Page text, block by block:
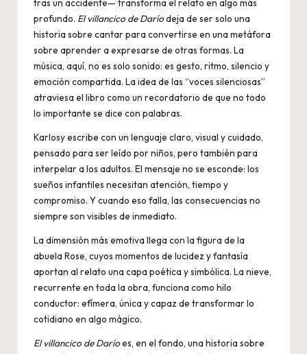
tras un accidente— transforma el relato en algo más
profundo. El villancico de Daríodeja de ser solo una
historia sobre cantar para convertirse en una metáfora
sobre aprender a expresarse de otras formas. La
música, aquí, no es solo sonido: es gesto, ritmo, silencio y
emoción compartida. La idea de las “voces silenciosas”
atraviesa el libro como un recordatorio de que no todo
lo importante se dice con palabras.
Karlosy escribe con un lenguaje claro, visual y cuidado,
pensado para ser leído por niños, pero también para
interpelar a los adultos. El mensaje no se esconde: los
sueños infantiles necesitan atención, tiempo y
compromiso. Y cuando eso falla, las consecuencias no
siempre son visibles de inmediato.
La dimensión más emotiva llega con la figura de la
abuela Rose, cuyos momentos de lucidez y fantasía
aportan al relato una capa poética y simbólica. La nieve,
recurrente en toda la obra, funciona como hilo
conductor: efímera, única y capaz de transformar lo
cotidiano en algo mágico.
El villancico de Daríoes, en el fondo, una historia sobre